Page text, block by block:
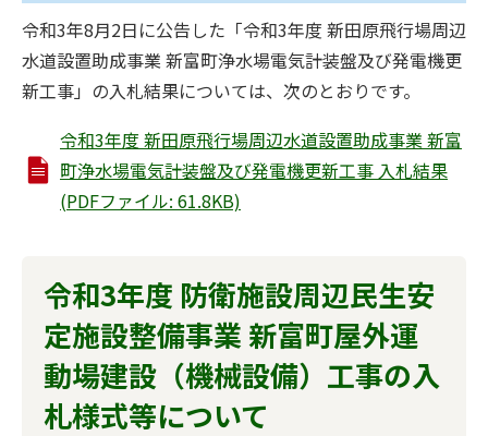
令和3年8月2日に公告した「令和3年度 新田原飛行場周辺
水道設置助成事業 新富町浄水場電気計装盤及び発電機更
新工事」の入札結果については、次のとおりです。
令和3年度 新田原飛行場周辺水道設置助成事業 新富
町浄水場電気計装盤及び発電機更新工事 入札結果
(PDFファイル: 61.8KB)
令和3年度 防衛施設周辺民生安
定施設整備事業 新富町屋外運
動場建設（機械設備）工事の入
札様式等について